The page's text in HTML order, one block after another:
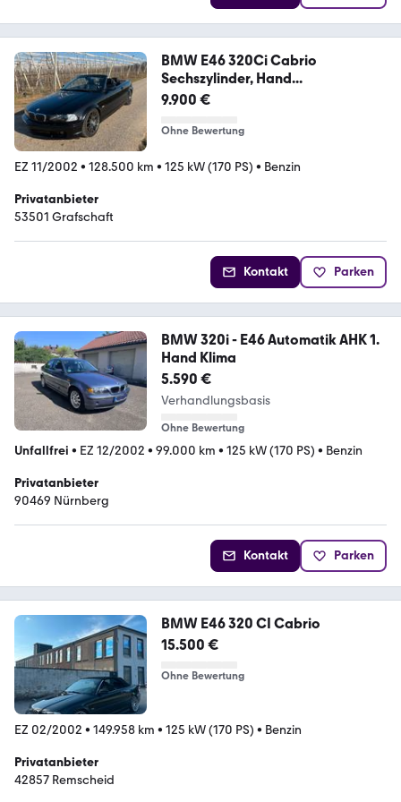
BMW E46 320Ci Cabrio
Sechszylinder, Hand...
9.900 €
Ohne Bewertung
EZ 11/2002 • 128.500 km • 125 kW (170 PS) • Benzin
Privatanbieter
53501 Grafschaft
Kontakt Parken
BMW 320i - E46 Automatik AHK 1.
Hand Klima
5.590 €
Verhandlungsbasis
Ohne Bewertung
Unfallfrei • EZ 12/2002 • 99.000 km • 125 kW (170 PS) • Benzin
Privatanbieter
90469 Nürnberg
Kontakt Parken
BMW E46 320 CI Cabrio
15.500 €
Ohne Bewertung
EZ 02/2002 • 149.958 km • 125 kW (170 PS) • Benzin
Privatanbieter
42857 Remscheid